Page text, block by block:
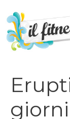
contenuto